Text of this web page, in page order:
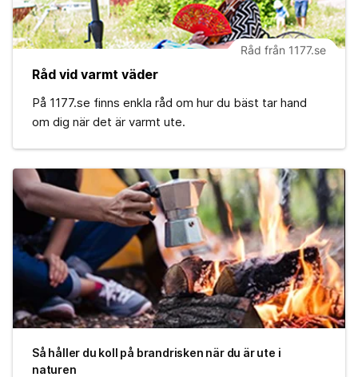
Råd från 1177.se
Råd vid varmt väder
På 1177.se finns enkla råd om hur du bäst tar hand
om dig när det är varmt ute.
Så håller du koll på brandrisken när du är ute i
naturen